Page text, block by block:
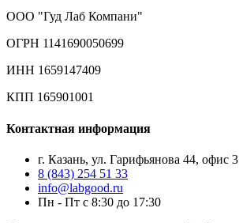
ООО "Гуд Лаб Компани"
ОГРН 1141690050699
ИНН 1659147409
КПП 165901001
Контактная информация
г. Казань, ул. Гарифьянова 44, офис 3
8 (843) 254 51 33
info@labgood.ru
Пн - Пт с 8:30 до 17:30